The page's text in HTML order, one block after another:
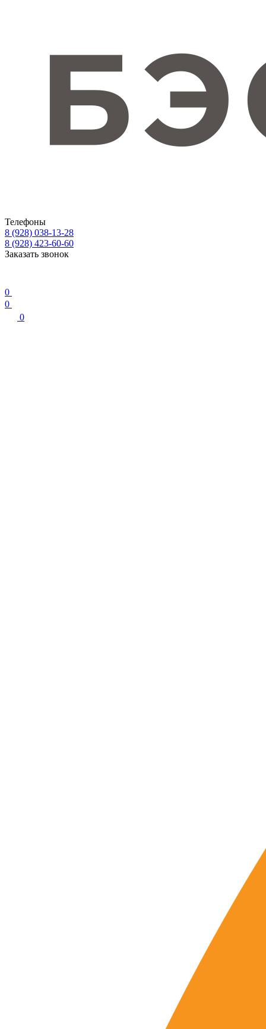
Телефоны
8 (928) 038-13-28
8 (928) 423-60-60
Заказать звонок
0
0
0